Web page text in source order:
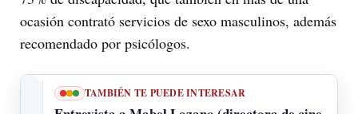
ocasión contrató servicios de sexo masculinos, además
recomendado por psicólogos.
TAMBIÉN TE PUEDE INTERESAR